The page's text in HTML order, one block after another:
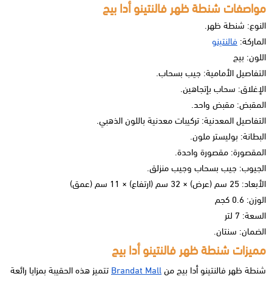
مواصفات شنطة ظهر فالنتينو أدا بيج
النوع: شنطة ظهر.
الماركة: فالنتينو
اللون: بيج
التفاصيل الأمامية: جيب بسحاب.
الإغلاق: سحاب بإتجاهين.
المقبض: مقبض واحد.
التفاصيل المعدنية: تركيبات معدنية باللون الذهبي.
البطانة: بوليستر ملون.
المقصورة: مقصورة واحدة.
الجيوب: جيب بسحاب وجيب منزلق.
الأبعاد: 25 سم (عرض) × 32 سم (ارتفاع) × 11 سم (عمق)
الوزن: 0.6 كجم
السعة: 7 لتر
الضمان: سنتان.
مميزات شنطة ظهر فالنتينو أدا بيج
شنطة ظهر فالنتينو أدا بيج منBrandat Mall تتميز هذه الحقيبة بمزايا رائعة